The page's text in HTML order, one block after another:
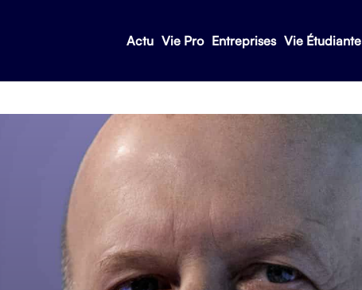
Actu Vie Pro Entreprises Vie Étudiante